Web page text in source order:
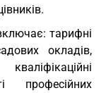
тарифні
окладів,
професійних